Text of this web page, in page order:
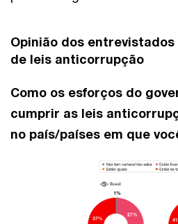
Opinião dos
de leis anticorrupção
Como os esforços do
cumprir as leis
no país/países em que